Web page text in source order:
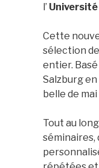
l’
Cette
sélection
entier.
Salzburg
belle de mai
Tout au
séminaires,